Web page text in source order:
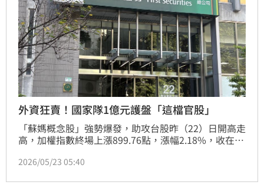
外資狂賣！國家隊1億元護盤「這檔官股」
「蘇媽概念股」強勢爆發，助攻台股昨（22）日開高走
高，加權指數終場上漲899.76點，漲幅2.18%，收在
成外資提款機，第一金（2892）遭狂賣近7萬張，國家
2026/05/23 05:40